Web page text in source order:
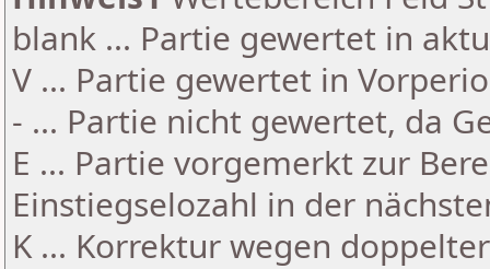
blank ... Partie gewertet in
V ... Partie gewertet in
- ... Partie nicht gewertet, da
E ... Partie vorgemerkt zur
Einstiegselozahl in der
K ... Korrektur wegen